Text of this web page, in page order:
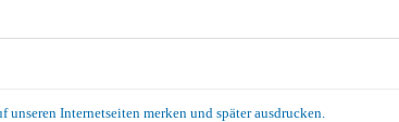
unseren Internetseiten merken und später ausdrucken.